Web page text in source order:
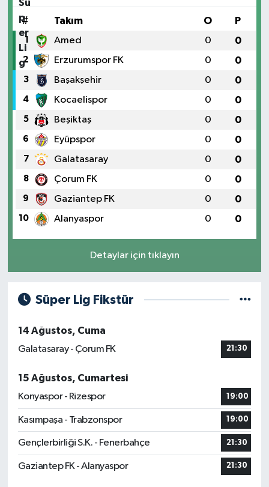
# Takım O P
1 Amed 0 0
2 Erzurumspor FK 0 0
3 Başakşehir 0 0
4 Kocaelispor 0 0
5 Beşiktaş 0 0
6 Eyüpspor 0 0
7 Galatasaray 0 0
8 Çorum FK 0 0
9 Gaziantep FK 0 0
10 Alanyaspor 0 0
Detaylar için tıklayın
Süper Lig Fikstür
14 Ağustos, Cuma
Galatasaray - Çorum FK
21:30
15 Ağustos, Cumartesi
Konyaspor - Rizespor
19:00
Kasımpaşa - Trabzonspor 19:00
Gençlerbirliği S.K. - Fenerbahçe 21:30
Gaziantep FK - Alanyaspor 21:30